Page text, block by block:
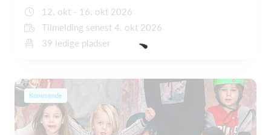
12. okt - 16. okt 2026
Tilmelding senest 4. okt 2026
39 ledige pladser
Kommende